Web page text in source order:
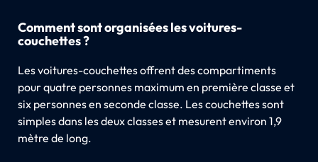
Comment sont organisées les voitures-
couchettes ?
Les voitures-couchettes offrent des compartiments
pour quatre personnes maximum en première classe et
six personnes en seconde classe. Les couchettes sont
simples dans les deux classes et mesurent environ 1,9
mètre de long.